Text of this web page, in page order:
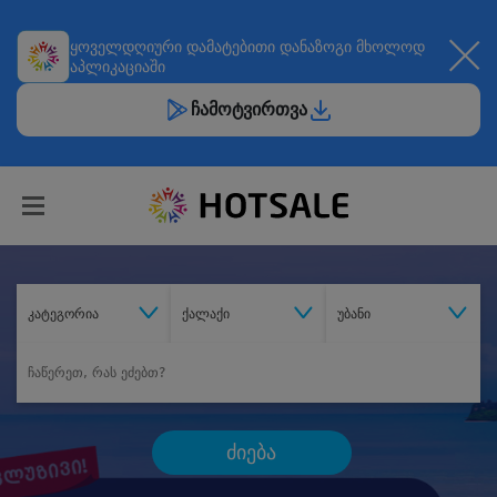
ყოველდღიური დამატებითი დანაზოგი მხოლოდ
აპლიკაციაში
ჩამოტვირთვა
კატეგორია ქალაქი უბანი
ძიება